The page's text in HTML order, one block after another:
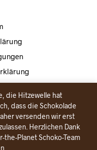
die Hitzewelle hat
dass die Schokolade
versenden wir erst
Herzlichen Dank
the-Planet Schoko-Team
Rechte vorbehalten.